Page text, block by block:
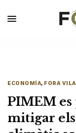
ECONOMÍA, FORA
PIMEM
mitigar